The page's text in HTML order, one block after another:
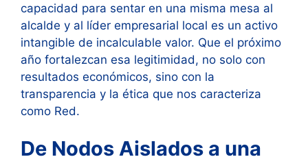
capacidad para sentar en una misma mesa al
alcalde y al líder empresarial local es un activo
intangible de incalculable valor. Que el próximo
año fortalezcan esa legitimidad, no solo con
resultados económicos, sino con la
transparencia y la ética que nos caracteriza
como Red.
De Nodos Aislados a una